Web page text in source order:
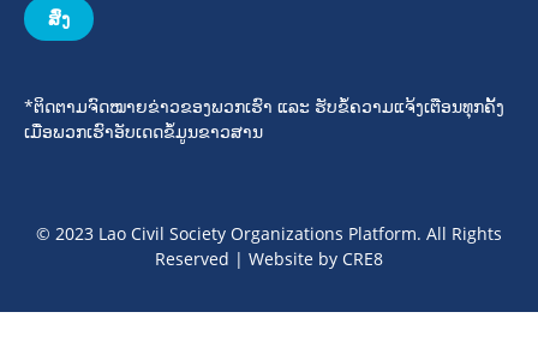
ສົ່ງ
*ຕິດຕາມຈົດໝາຍຂ່າວຂອງພວກເຮົາ ແລະ ຮັບຂໍ້ຄວາມແຈ້ງເຕືອນທຸກຄັ້ງ
ເມື່ອພວກເຮົາອັບເດດຂໍ້ມູນຂາວສານ
© 2023 Lao Civil Society Organizations Platform. All Rights
Reserved | Website by CRE8